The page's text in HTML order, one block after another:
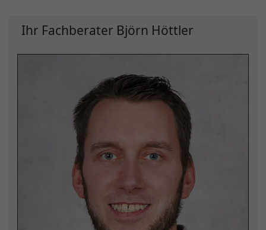
Ihr Fachberater Björn Höttler